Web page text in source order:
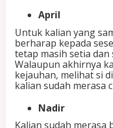
April
Untuk kalian yang
berharap kepada
tetap masih setia dan
Walaupun akhirnya
kejauhan, melihat si
kalian sudah merasa
Nadir
Kalian sudah merasa